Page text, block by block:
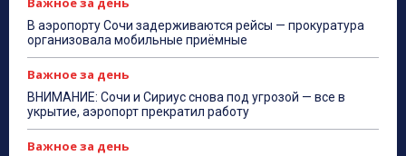
В аэропорту Сочи задерживаются рейсы — прокуратура
организовала мобильные приёмные
Важное за день
ВНИМАНИЕ: Сочи и Сириус снова под угрозой — все в
укрытие, аэропорт прекратил работу
Важное за день